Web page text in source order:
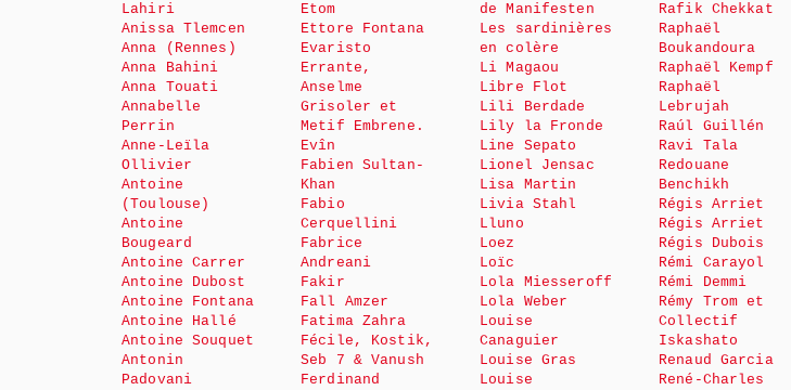
Lahiri
Anissa Tlemcen
Anna (Rennes)
Anna Bahini
Anna Touati
Annabelle
Perrin
Anne-Leïla
Ollivier
Antoine
(Toulouse)
Antoine
Bougeard
Antoine Carrer
Antoine Dubost
Antoine Fontana
Antoine Hallé
Antoine Souquet
Antonin
Padovani
Etom
Ettore Fontana
Evaristo
Errante,
Anselme
Grisoler et
Metif Embrene.
Evîn
Fabien Sultan-
Khan
Fabio
Cerquellini
Fabrice
Andreani
Fakir
Fall Amzer
Fatima Zahra
Fécile, Kostik,
Seb 7 & Vanush
Ferdinand
de Manifesten
Les sardinières
en colère
Li Magaou
Libre Flot
Lili Berdade
Lily la Fronde
Line Sepato
Lionel Jensac
Lisa Martin
Livia Stahl
Lluno
Loez
Loïc
Lola Miesseroff
Lola Weber
Louise
Canaguier
Louise Gras
Louise
Rafik Chekkat
Raphaël
Boukandoura
Raphaël Kempf
Raphaël
Lebrujah
Raúl Guillén
Ravi Tala
Redouane
Benchikh
Régis Arriet
Régis Arriet
Régis Dubois
Rémi Carayol
Rémi Demmi
Rémy Trom et
Collectif
Iskashato
Renaud Garcia
René-Charles